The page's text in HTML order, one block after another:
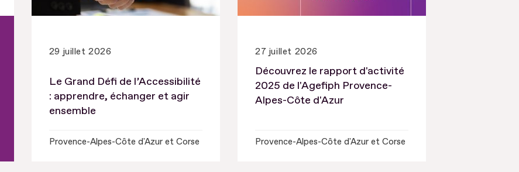
29 juillet 2026
Le Grand Défi de l’Accessibilité
: apprendre, échanger et agir
ensemble
Provence-Alpes-Côte d'Azur et Corse
27 juillet 2026
Découvrez le rapport d'activité
2025 de l'Agefiph Provence-
Alpes-Côte d'Azur
Provence-Alpes-Côte d'Azur et Corse